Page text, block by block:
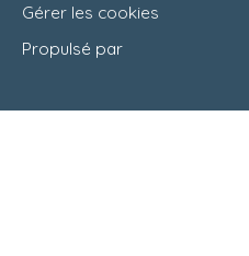
Gérer les cookies
Propulsé par